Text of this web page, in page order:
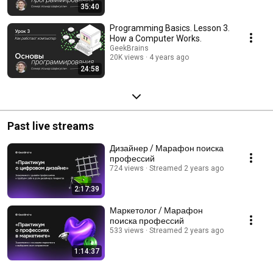
35:40
24:58
Programming Basics. Lesson 3.
How a Computer Works.
GeekBrains
20K views
4 years ago
Past live streams
2:17:39
Дизайнер / Марафон поиска
профессий
724 views Streamed 2 years ago
1:14:37
Маркетолог / Марафон
поиска профессий
533 views Streamed 2 years ago